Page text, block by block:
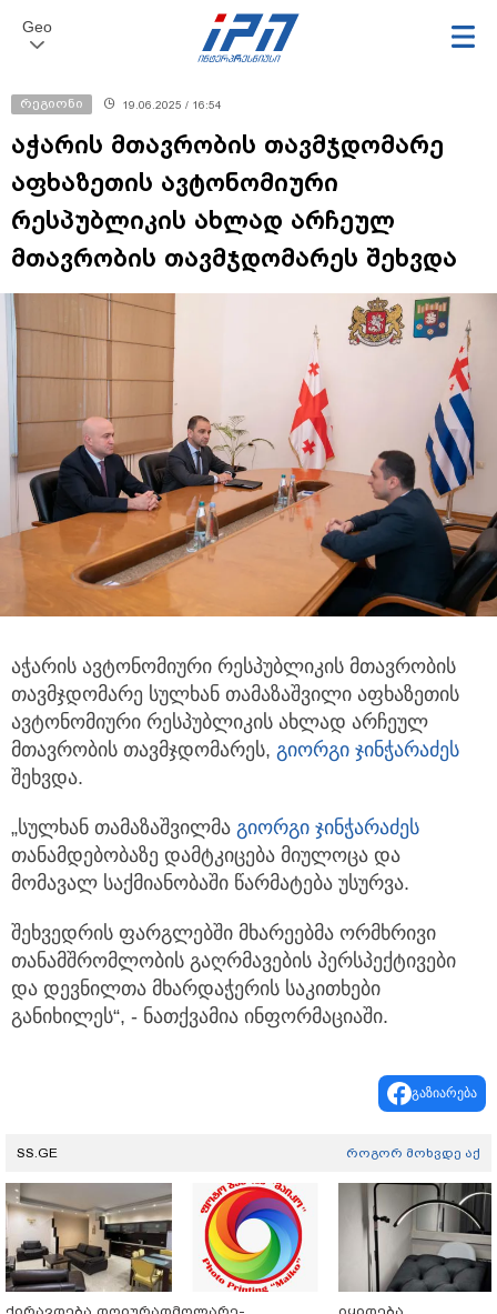
Geo
რეგიონი 19.06.2025 / 16:54
აჭარის მთავრობის თავმჯდომარე
აფხაზეთის ავტონომიური
რესპუბლიკის ახლად არჩეულ
მთავრობის თავმჯდომარეს შეხვდა
აჭარის ავტონომიური რესპუბლიკის მთავრობის
თავმჯდომარე სულხან თამაზაშვილი აფხაზეთის
ავტონომიური რესპუბლიკის ახლად არჩეულ
მთავრობის თავმჯდომარეს, გიორგი ჯინჭარაძეს
შეხვდა.
„სულხან თამაზაშვილმა გიორგი ჯინჭარაძეს
თანამდებობაზე დამტკიცება მიულოცა და
მომავალ საქმიანობაში წარმატება უსურვა.
შეხვედრის ფარგლებში მხარეებმა ორმხრივი
თანამშრომლობის გაღრმავების პერსპექტივები
და დევნილთა მხარდაჭერის საკითხები
განიხილეს“, - ნათქვამია ინფორმაციაში.
გაზიარება
SS.GE როგორ მოხვდე აქ